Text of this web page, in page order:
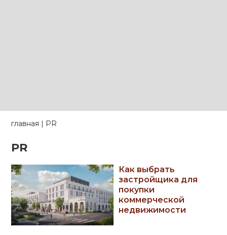
главная | PR
PR
Как выбрать
застройщика для
покупки
коммерческой
недвижимости